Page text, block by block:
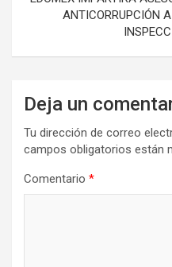
ANTICORRUPCIÓN
Deja un
Tu dirección de correo
campos obligatorios están
Comentario *